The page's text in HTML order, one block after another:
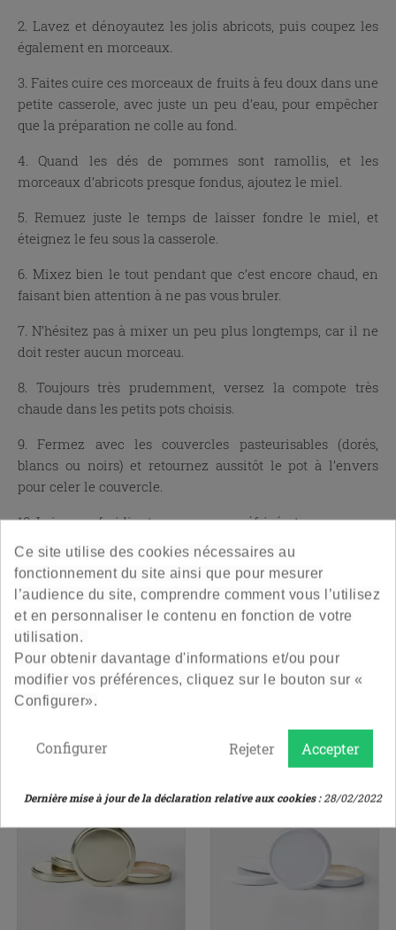
2. Lavez et dénoyautez les jolis abricots, puis coupez les
également en morceaux.
3. Faites cuire ces morceaux de fruits à feu doux dans une
petite casserole, avec juste un peu d’eau, pour empêcher
que la préparation ne colle au fond.
4. Quand les dés de pommes sont ramollis, et les
morceaux d’abricots presque fondus, ajoutez le miel.
5. Remuez juste le temps de laisser fondre le miel, et
éteignez le feu sous la casserole.
6. Mixez bien le tout pendant que c’est encore chaud, en
faisant bien attention à ne pas vous bruler.
7. N’hésitez pas à mixer un peu plus longtemps, car il ne
doit rester aucun morceau.
8. Toujours très prudemment, versez la compote très
chaude dans les petits pots choisis.
9. Fermez avec les couvercles pasteurisables (dorés,
blancs ou noirs) et retournez aussitôt le pot à l’envers
pour celer le couvercle.
10. Laissez refroidir et conservez au réfrigérateur.
.
Régalez-vous!
Publié dans: Cuisine
PRODUITS À DÉCOUVRIR
Ce site utilise des cookies nécessaires au
fonctionnement du site ainsi que pour mesurer
l’audience du site, comprendre comment vous l’utilisez
et en personnaliser le contenu en fonction de votre
utilisation.
Pour obtenir davantage d'informations et/ou pour
modifier vos préférences, cliquez sur le bouton sur «
Configurer».
Accepter
Rejeter
Configurer
Dernière mise à jour de la déclaration relative aux cookies :28/02/2022